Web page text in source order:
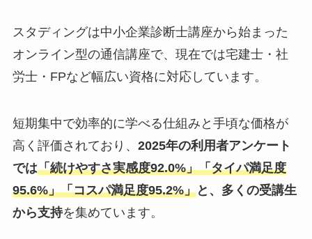
スタディングは中小企業診断士講座から始まった
オンライン型の通信講座で、現在では宅建士・社
労士・FPなど幅広い資格に対応しています。
短期集中で効率的に学べる仕組みと手頃な価格が
高く評価されており、 2025年の利用者アンケート
では「続けやすさ実感度92.0%」「タイパ満足度
95.6%」「コスパ満足度95.2%」と、多くの受講生
から支持を集めています。